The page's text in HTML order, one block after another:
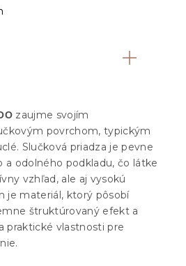
zaujme svojím
povrchom, typickým
Slučková priadza je pevne
a odolného podkladu, čo látke
vzhľad, ale aj vysokú
je materiál, ktorý pôsobí
štruktúrovaný efekt a
praktické vlastnosti pre